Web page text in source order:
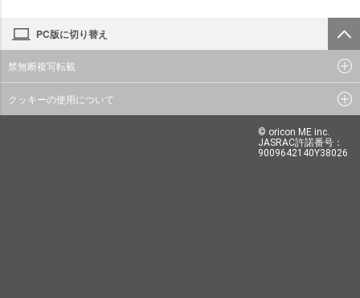
PC版に切り替え
禁無断複写転載
クッキーの使用について
© oricon ME inc.
JASRAC許諾番号：
9009642140Y38026